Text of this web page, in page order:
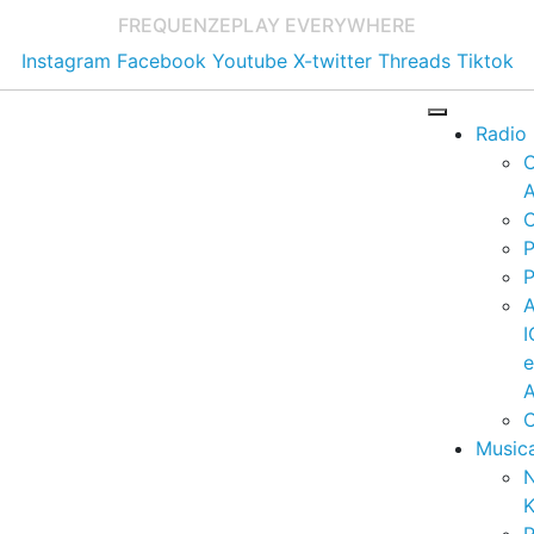
FREQUENZEPLAY EVERYWHERE
Instagram Facebook Youtube X-twitter Threads Tiktok
Radio
e